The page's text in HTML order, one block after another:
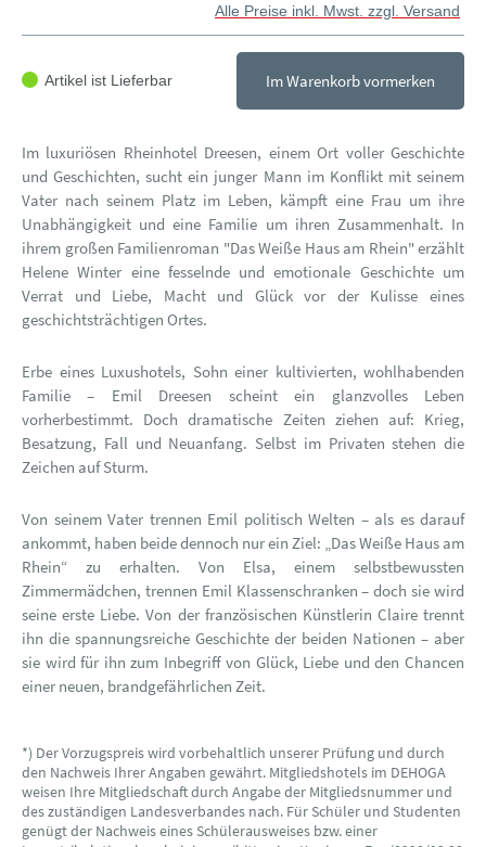
Alle Preise inkl. Mwst. zzgl. Versand
Artikel ist Lieferbar Im Warenkorb vormerken
Im luxuriösen Rheinhotel Dreesen, einem Ort voller Geschichte
und Geschichten, sucht ein junger Mann im Konflikt mit seinem
Vater nach seinem Platz im Leben, kämpft eine Frau um ihre
Unabhängigkeit und eine Familie um ihren Zusammenhalt. In
ihrem großen Familienroman "Das Weiße Haus am Rhein" erzählt
Helene Winter eine fesselnde und emotionale Geschichte um
Verrat und Liebe, Macht und Glück vor der Kulisse eines
geschichtsträchtigen Ortes.
Erbe eines Luxushotels, Sohn einer kultivierten, wohlhabenden
Familie – Emil Dreesen scheint ein glanzvolles Leben
vorherbestimmt. Doch dramatische Zeiten ziehen auf: Krieg,
Besatzung, Fall und Neuanfang. Selbst im Privaten stehen die
Zeichen auf Sturm.
Von seinem Vater trennen Emil politisch Welten – als es darauf
ankommt, haben beide dennoch nur ein Ziel: „Das Weiße Haus am
Rhein“ zu erhalten. Von Elsa, einem selbstbewussten
Zimmermädchen, trennen Emil Klassenschranken – doch sie wird
seine erste Liebe. Von der französischen Künstlerin Claire trennt
ihn die spannungsreiche Geschichte der beiden Nationen – aber
sie wird für ihn zum Inbegriff von Glück, Liebe und den Chancen
einer neuen, brandgefährlichen Zeit.
*) Der Vorzugspreis wird vorbehaltlich unserer Prüfung und durch
den Nachweis Ihrer Angaben gewährt. Mitgliedshotels im DEHOGA
weisen Ihre Mitgliedschaft durch Angabe der Mitgliedsnummer und
des zuständigen Landesverbandes nach. Für Schüler und Studenten
genügt der Nachweis eines Schülerausweises bzw. einer